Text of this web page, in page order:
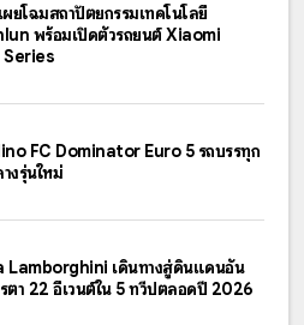
ยโฉมสถาปัตยกรรมเทคโนโลยี
พร้อมเปิดตัวรถยนต์ Xiaomi
Series
FC Dominator Euro 5 รถบรรทุก
งรุ่นใหม่
Lamborghini เดินทางสู่ดินแดนอัน
รตา 22 อีเวนต์ใน 5 ทวีปตลอดปี 2026